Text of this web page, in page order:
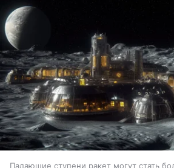
Падающие ступени ракет могут стать